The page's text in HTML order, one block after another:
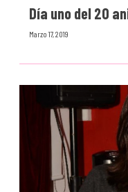
Día uno del 20
Marzo 17, 2019